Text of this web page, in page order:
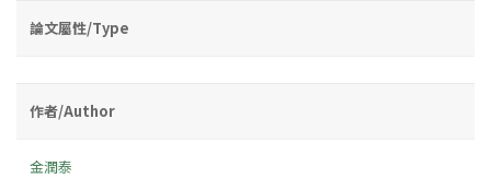
論文屬性/Type
作者/Author
金潤泰